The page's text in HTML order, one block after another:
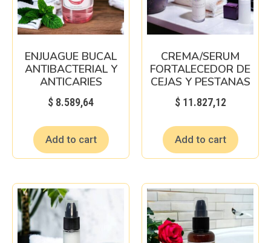
ENJUAGUE BUCAL
ANTIBACTERIAL Y
ANTICARIES
$ 8.589,64
Add to cart
CREMA/SERUM
FORTALECEDOR DE
CEJAS Y PESTANAS
$11.827,12
Add to cart